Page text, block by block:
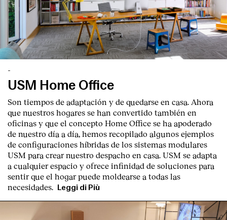
-
USM Home Office
Son tiempos de adaptación y de quedarse en casa. Ahora
que nuestros hogares se han convertido también en
oficinas y que el concepto Home Office se ha apoderado
de nuestro día a día, hemos recopilado algunos ejemplos
de configuraciones híbridas de los sistemas modulares
USM para crear nuestro despacho en casa. USM se adapta
a cualquier espacio y ofrece infinidad de soluciones para
sentir que el hogar puede moldearse a todas las
necesidades.
Leggi di Più